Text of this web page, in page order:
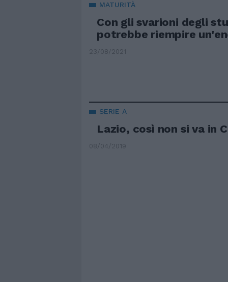
MATURITÀ
Con gli svarioni degli
potrebbe riempire
23/08/2021
SERIE A
Lazio, così non si va in
08/04/2019